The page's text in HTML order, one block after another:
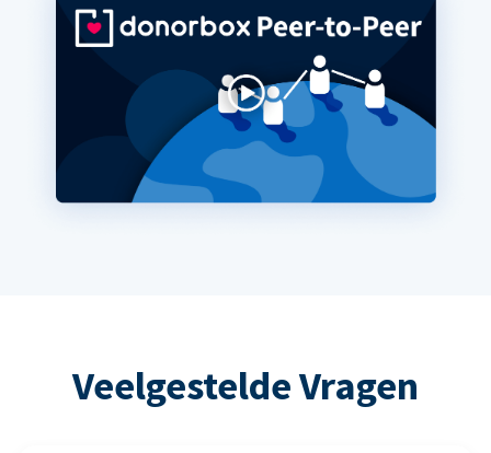
Veelgestelde Vragen